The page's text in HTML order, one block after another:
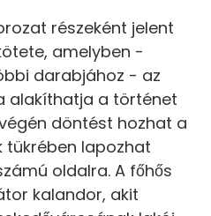
részeként jelent
amelyben -
darabjához - az
alakíthatja a történet
döntést hozhat a
tükrében lapozhat
oldalra. A főhős
kalandor, akit